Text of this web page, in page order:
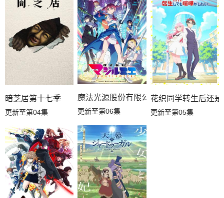
暗芝居第十七季
更新至第04集
魔法光源股份有限公司第二季
更新至第06集
花织同学转生后还
更新至第05集